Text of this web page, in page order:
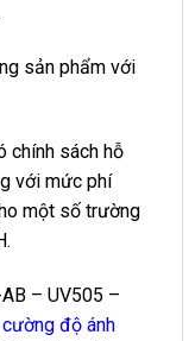
sản phẩm với
chính sách hỗ
với mức phí
một số trường
– UV505 –
độ ánh